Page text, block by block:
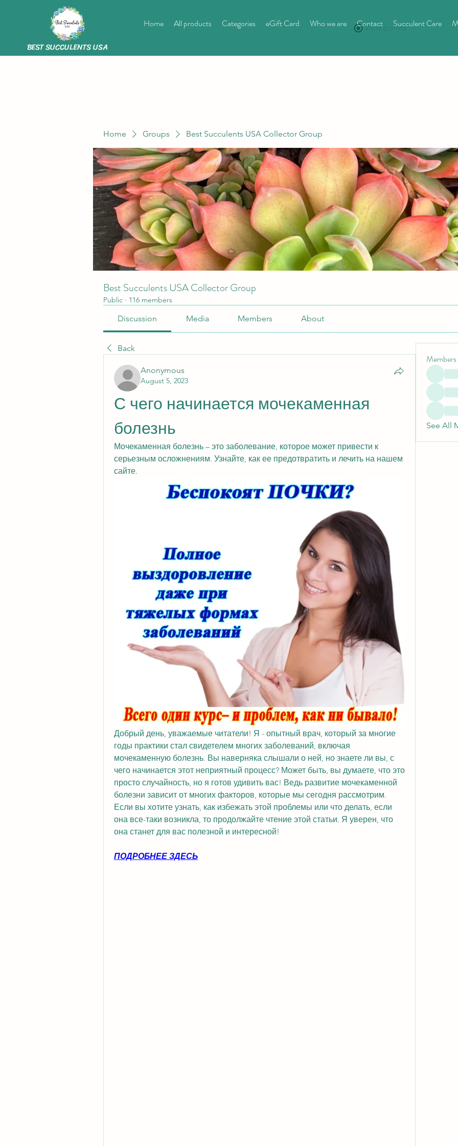
BEST SUCCULENTS USA
Home All products Categories eGift Card Who we are Contact Succulent Care
View points
Home Groups Best Succulents USA Collector Group
Best Succulents USA Collector Group
Public · 116 members
Discussion Media Members About
Back
Anonymous
August 5, 2023
С чего начинается мочекаменная
болезнь
Мочекаменная болезнь – это заболевание, которое может привести к
серьезным осложнениям. Узнайте, как ее предотвратить и лечить на нашем
сайте.
Добрый день, уважаемые читатели! Я - опытный врач, который за многие
годы практики стал свидетелем многих заболеваний, включая
мочекаменную болезнь. Вы наверняка слышали о ней, но знаете ли вы, с
чего начинается этот неприятный процесс? Может быть, вы думаете, что это
просто случайность, но я готов удивить вас! Ведь развитие мочекаменной
болезни зависит от многих факторов, которые мы сегодня рассмотрим.
Если вы хотите узнать, как избежать этой проблемы или что делать, если
она все-таки возникла, то продолжайте чтение этой статьи. Я уверен, что
она станет для вас полезной и интересной!
ПОДРОБНЕЕ ЗДЕСЬ
Members
See All